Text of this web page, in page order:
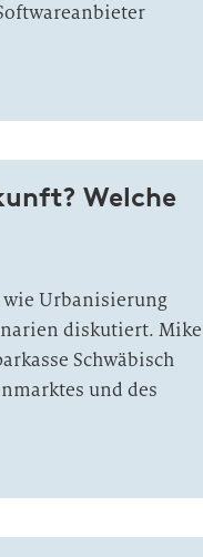
Welche
wie Urbanisierung
diskutiert. Mike
Schwäbisch
und des